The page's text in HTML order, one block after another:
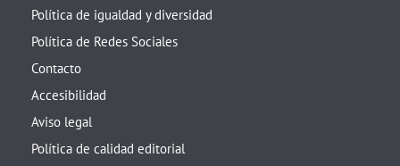
Política de igualdad y diversidad
Política de Redes Sociales
Contacto
Accesibilidad
Aviso legal
Política de calidad editorial